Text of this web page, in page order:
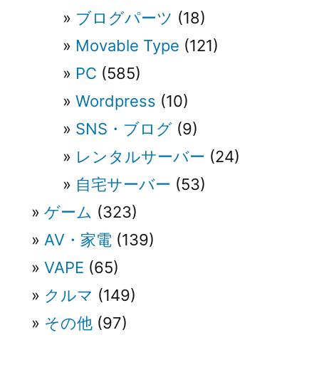
ブログパーツ (18)
Movable Type (121)
PC (585)
Wordpress (10)
SNS・ブログ (9)
レンタルサーバー (24)
自宅サーバー (53)
ゲーム (323)
AV・家電 (139)
VAPE (65)
クルマ (149)
その他 (97)